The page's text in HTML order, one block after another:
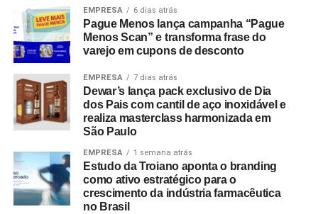
EMPRESA 6 dias atrás
Pague Menos lança campanha “Pague
Menos Scan” e transforma frase do
varejo em cupons de desconto
EMPRESA 7 dias atrás
Dewar’s lança pack exclusivo de Dia
dos Pais com cantil de aço inoxidável e
realiza masterclass harmonizada em
São Paulo
EMPRESA 1 semana atrás
Estudo da Troiano aponta o branding
como ativo estratégico para o
crescimento da indústria farmacêutica
no Brasil